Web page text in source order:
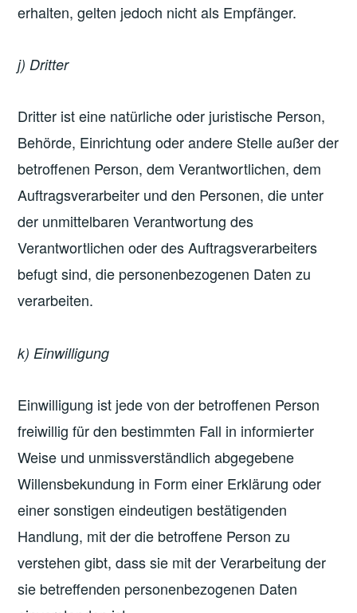
erhalten, gelten jedoch nicht als Empfänger.
j) Dritter
Dritter ist eine natürliche oder juristische Person,
Behörde, Einrichtung oder andere Stelle außer der
betroffenen Person, dem Verantwortlichen, dem
Auftragsverarbeiter und den Personen, die unter
der unmittelbaren Verantwortung des
Verantwortlichen oder des Auftragsverarbeiters
befugt sind, die personenbezogenen Daten zu
verarbeiten.
k) Einwilligung
Einwilligung ist jede von der betroffenen Person
freiwillig für den bestimmten Fall in informierter
Weise und unmissverständlich abgegebene
Willensbekundung in Form einer Erklärung oder
einer sonstigen eindeutigen bestätigenden
Handlung, mit der die betroffene Person zu
verstehen gibt, dass sie mit der Verarbeitung der
sie betreffenden personenbezogenen Daten